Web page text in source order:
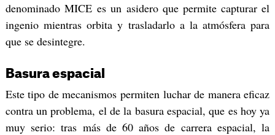
denominado MICE es un asidero que permite capturar el
ingenio mientras orbita y trasladarlo a la atmósfera para
que se desintegre.
Basura espacial
Este tipo de mecanismos permiten luchar de manera eficaz
contra un problema, el de la basura espacial, que es hoy ya
muy serio: tras más de 60 años de carrera espacial, la